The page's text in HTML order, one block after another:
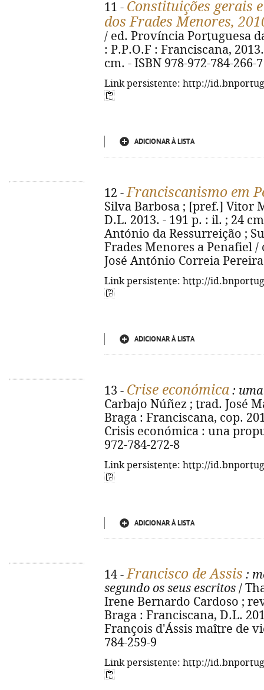
11 - Constituições gerais
dos Frades Menores,
/ ed. Província Portuguesa
: P.P.O.F : Franciscana,
cm. - ISBN 978-972-784-266-7
Link persistente: http://
ADICIONAR À LISTA
12 -Franciscanismo em
Silva Barbosa ; [pref.] Vitor
D.L. 2013. - 191 p. : il. ; 24
António da Ressurreição ;
Frades Menores a Penafiel
José António Correia
Link persistente: http://
ADICIONAR À LISTA
13 - Crise económica :
Carbajo Núñez ; trad. José
Braga : Franciscana, cop.
Crisis económica : una
972-784-272-8
Link persistente: http://
ADICIONAR À LISTA
14 -Francisco de Assis :
segundo os seus escritos /
Irene Bernardo Cardoso ;
Braga : Franciscana, D.L.
François d'Ássis maître de
784-259-9
Link persistente: http://